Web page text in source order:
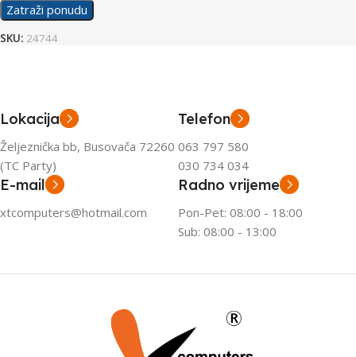
Zatraži ponudu
SKU: 24744
Lokacija
Željeznička bb, Busovača 72260
(TC Party)
Telefon
063 797 580
030 734 034
E-mail
xtcomputers@hotmail.com
Radno vrijeme
Pon-Pet: 08:00 - 18:00
Sub: 08:00 - 13:00